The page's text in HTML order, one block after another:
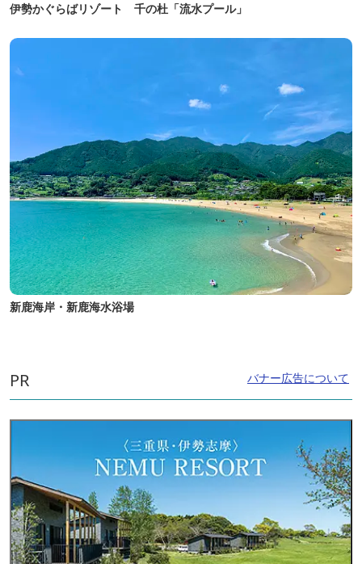
伊勢かぐらばリゾート 千の杜「流水プール」
新鹿海岸・新鹿海水浴場
PR バナー広告について